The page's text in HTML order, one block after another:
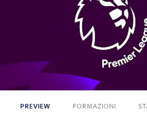
1 - 2
PREVIEW FORMAZIONI